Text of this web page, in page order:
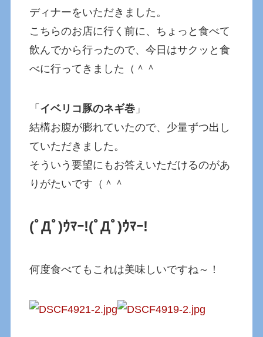
ディナーをいただきました。
こちらのお店に行く前に、ちょっと食べて
飲んでから行ったので、今日はサクッと食
べに行ってきました（＾＾
「 イベリコ豚のネギ巻 」
結構お腹が膨れていたので、少量ずつ出し
ていただきました。
そういう要望にもお答えいただけるのがあ
りがたいです（＾＾
(ﾟДﾟ)ｳﾏｰ!(ﾟДﾟ)ｳﾏｰ!
何度食べてもこれは美味しいですね～！